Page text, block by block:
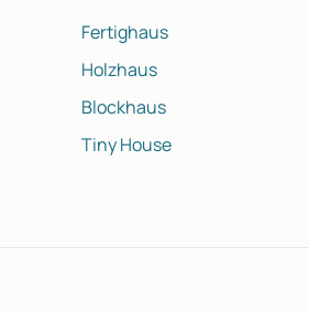
Fertighaus
Holzhaus
Blockhaus
Tiny House